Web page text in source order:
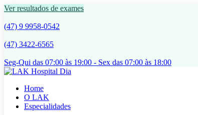
Ver resultados de exames
(47) 9 9958-0542
(47) 3422-6565
Seg-Qui das 07:00 às 19:00 - Sex das 07:00 às 18:00
Home
O LAK
Especialidades